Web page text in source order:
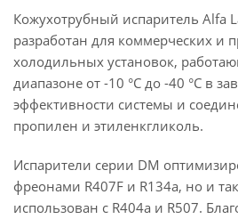
Кожухотрубный испаритель Alfa
разработан для коммерческих
холодильных установок,
диапазоне от -10 °C до -40 °C в
эффективности системы и
пропилен и этиленкгликоль.
Испарители серии DM
фреонами R407F и R134a, но и
использован с R404a и R507.